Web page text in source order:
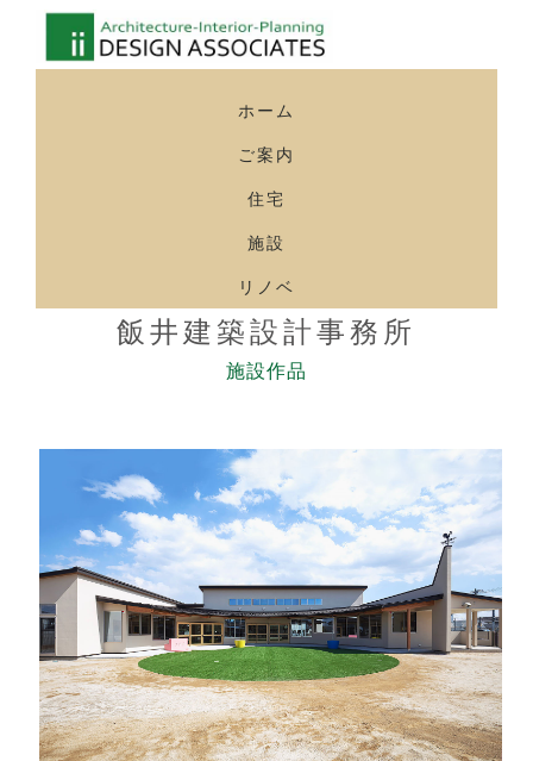
ホーム
ご案内
住宅
施設
リノベ
飯井建築設計事務所
施設作品